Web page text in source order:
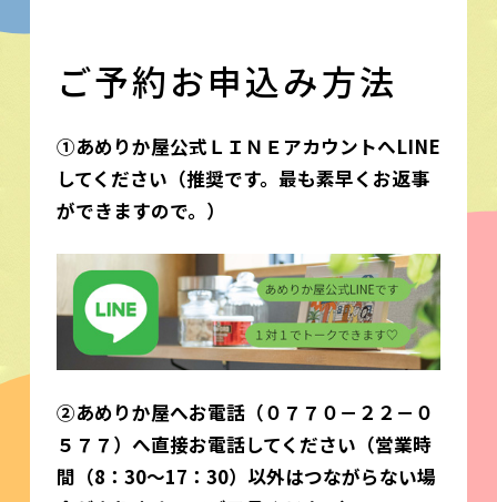
ご予約お申込み方法
①あめりか屋公式ＬＩＮＥアカウントへLINE
してください （推奨です。最も素早くお返事
ができますので。）
②あめりか屋へお電話（０７７０－２２－０
５７７）へ直接お電話してください（営業時
間（8：30～17：30）以外はつながらない場